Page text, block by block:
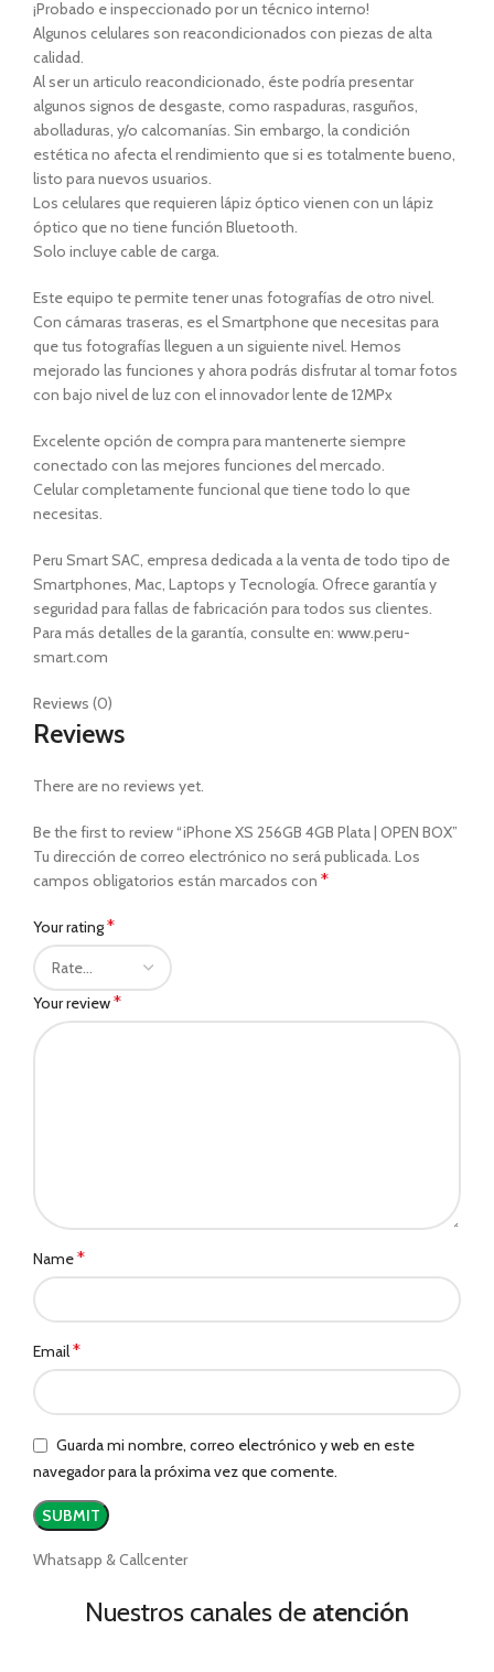
¡Probado e inspeccionado por un técnico interno!
Algunos celulares son reacondicionados con piezas de alta
calidad.
Al ser un articulo reacondicionado, éste podría presentar
algunos signos de desgaste, como raspaduras, rasguños,
abolladuras, y/o calcomanías. Sin embargo, la condición
estética no afecta el rendimiento que si es totalmente bueno,
listo para nuevos usuarios.
Los celulares que requieren lápiz óptico vienen con un lápiz
óptico que no tiene función Bluetooth.
Solo incluye cable de carga.
Este equipo te permite tener unas fotografías de otro nivel.
Con cámaras traseras, es el Smartphone que necesitas para
que tus fotografías lleguen a un siguiente nivel. Hemos
mejorado las funciones y ahora podrás disfrutar al tomar fotos
con bajo nivel de luz con el innovador lente de 12MPx
Excelente opción de compra para mantenerte siempre
conectado con las mejores funciones del mercado.
Celular completamente funcional que tiene todo lo que
necesitas.
Peru Smart SAC, empresa dedicada a la venta de todo tipo de
Smartphones, Mac, Laptops y Tecnología. Ofrece garantía y
seguridad para fallas de fabricación para todos sus clientes.
Para más detalles de la garantía, consulte en: www.peru-
smart.com
Reviews (0)
Reviews
There are no reviews yet.
Be the first to review “iPhone XS 256GB 4GB Plata | OPEN BOX”
Tu dirección de correo electrónico no será publicada. Los
campos obligatorios están marcados con *
Your rating*
Your review*
Name*
Email*
Guarda mi nombre, correo electrónico y web en este
navegador para la próxima vez que comente.
Whatsapp & Callcenter
Nuestros canales de atención